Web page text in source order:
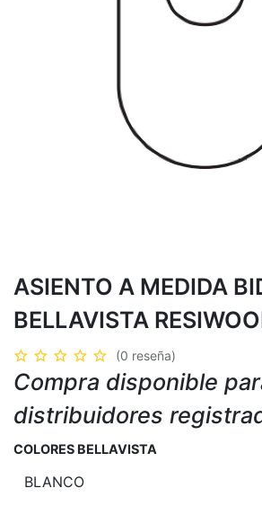
ASIENTO A MEDIDA
BELLAVISTA
(0 reseña)
Compra disponible
distribuidores
COLORES BELLAVISTA